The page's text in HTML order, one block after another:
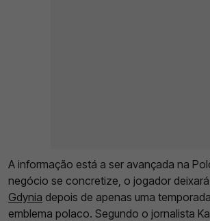
A informação está a ser avançada na
negócio se concretize, o jogador
Gdynia depois de apenas uma
emblema polaco. Segundo o jornalista